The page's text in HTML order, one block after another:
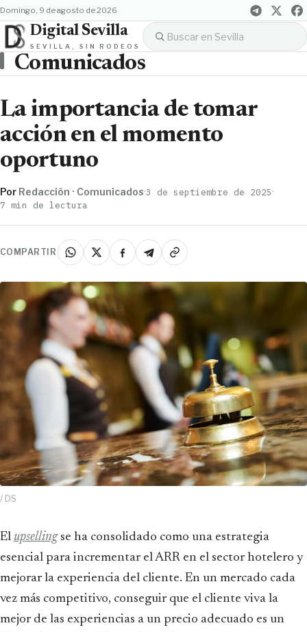
domingo, 9 de agosto de 2026
Digital Sevilla
SEVILLA, SIN RODEOS
Comunicados
La importancia de tomar
acción en el momento
oportuno
Por Redacción · Comunicados·3 de septiembre de 2025·
7 min de lectura
COMPARTIR
/ DS
El upsellingse ha consolidado como una estrategia
esencial para incrementar el ARR en el sector hotelero y
mejorar la experiencia del cliente. En un mercado cada
vez más competitivo, conseguir que el cliente viva la
mejor de las experiencias a un precio adecuado es un